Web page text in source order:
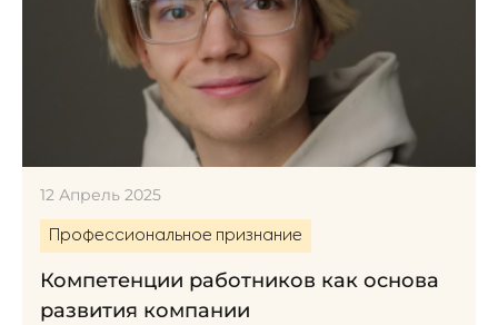
12 Апрель 2025
Профессиональное признание
Компетенции работников как основа
развития компании